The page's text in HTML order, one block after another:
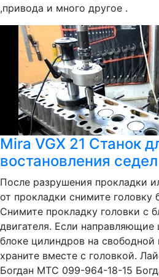
,привода и много другое .
Mira VGX 21 Станок
востановления
После разрушения прокладки
от прокладки снимите головку
Снимите прокладку головки с
двигателя. Если
блоке цилиндров на свободной
храните вместе с головкой.
Богдан МТС 099-964-18-15